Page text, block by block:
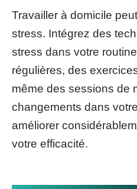
Travailler à domicile
stress. Intégrez des
stress dans votre
régulières, des
même des sessions de
changements dans
améliorer
votre efficacité.